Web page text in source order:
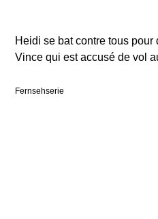
Heidi se bat contre tous
Vince qui est accusé de vol
Fernsehserie